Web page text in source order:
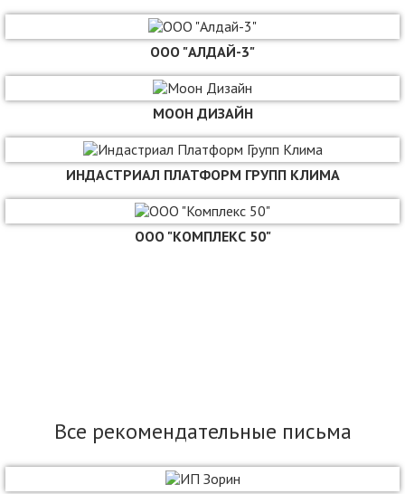
ООО "АЛДАЙ-3"
МООН ДИЗАЙН
ИНДАСТРИАЛ ПЛАТФОРМ ГРУПП КЛИМА
ООО "КОМПЛЕКС 50"
Все рекомендательные письма